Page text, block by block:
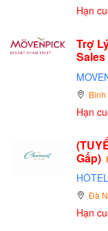
Hạn
Trợ
Bình
Hạn
Gấp)
Đà
Hạn